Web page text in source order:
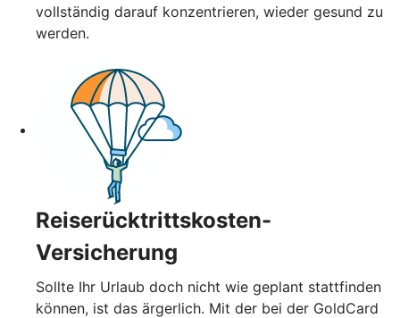
vollständig darauf konzentrieren, wieder gesund zu
werden.
Reiserücktrittskosten-
Versicherung
Sollte Ihr Urlaub doch nicht wie geplant stattfinden
können, ist das ärgerlich. Mit der bei der GoldCard